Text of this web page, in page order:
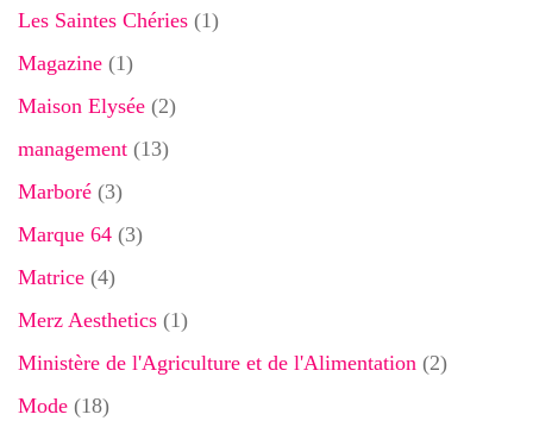
Les Saintes Chéries (1)
Magazine (1)
Maison Elysée (2)
management (13)
Marboré (3)
Marque 64 (3)
Matrice (4)
Merz Aesthetics (1)
Ministère de l'Agriculture et de l'Alimentation (2)
Mode (18)